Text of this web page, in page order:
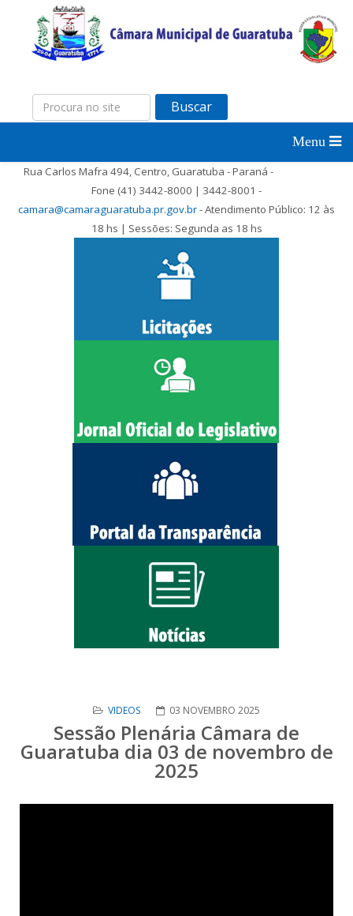
Buscar
Rua Carlos Mafra 494, Centro, Guaratuba - Paraná -
Fone (41) 3442-8000 | 3442-8001 -
camara@camaraguaratuba.pr.gov.br- Atendimento Público: 12 às
18 hs | Sessões: Segunda as 18 hs
VIDEOS 03 NOVEMBRO 2025
Sessão Plenária Câmara de
Guaratuba dia 03 de novembro de
2025